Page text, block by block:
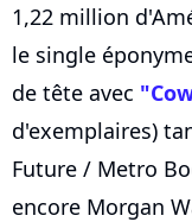
1,22 million
le single
de tête avec
d'exemplaires)
Future / Metro
encore Morgan